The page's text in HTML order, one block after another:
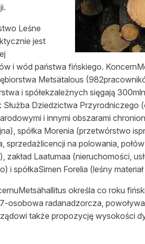
Leśne
jest
i wód państwa fińskiego.
Metsätalous
i spółekzależnych sięgają
Dziedzictwa Przyrodniczego
i innymi obszarami
spółka Morenia (przetwórstwo
sprzedażlicencji na polowania,
zakład Laatumaa (nieruchomości,
i spółkaSimen Forelia (leśny
określa co roku
osobowa radanadzorcza,
także propozycję wysokości